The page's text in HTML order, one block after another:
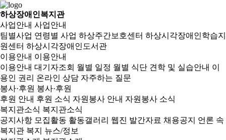
하상장애인복지관
사업안내 사업안내
팀별사업 연령별 사업 하상주간보호센터 하상시각장애인학습지
원센터 하상시각장애인도서관
이용안내 이용안내
이용안내 대기자조회 월별 일정 월별 식단 견학 및 실습안내 이
용인 권리 온라인 상담 자주하는 질문
봉사·후원 봉사·후원
후원 안내 후원 소식 자원봉사 안내 자원봉사 소식
복지관소식 복지관소식
공지사항 모집활동 활동갤러리 웹진 발간자료 채용공지
언론 속
복지관 복지 뉴스/정보